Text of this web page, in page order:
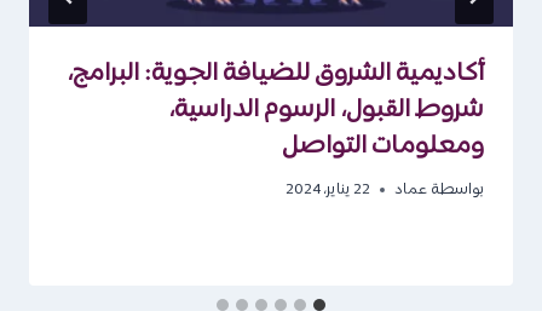
أكاديمية الشروق للضيافة الجوية: البرامج،
شروط القبول، الرسوم الدراسية،
ومعلومات التواصل
بواسطة عماد 22 يناير، 2024